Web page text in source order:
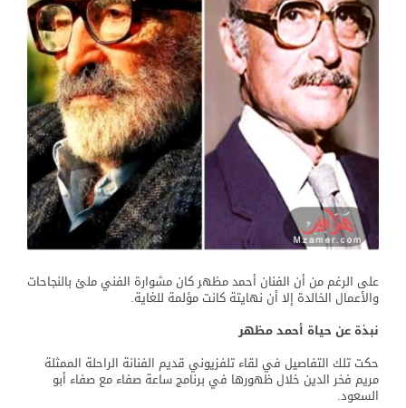
على الرغم من أن الفنان أحمد مظهر كان مشوارة الفني ملئ بالنجاحات
والأعمال الخالدة إلا أن نهايتة كانت مؤلمة للغاية.
نبذة عن حياة أحمد مظهر
حكت تلك التفاصيل في لقاء تلفزيوني قديم الفنانة الراحلة الممثلة
مريم فخر الدين خلال ظهورها في برنامج ساعة صفاء مع صفاء أبو
السعود.